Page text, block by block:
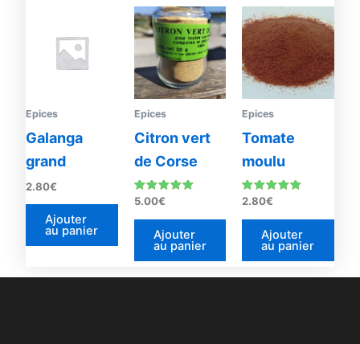
Epices
Galanga
grand
2.80€
Ajouter
au panier
Epices
Citron vert
de Corse
Note
sur 5
5.00€
Ajouter
au panier
Epices
Tomate
moulu
Note
sur 5
2.80€
Ajouter
au panier